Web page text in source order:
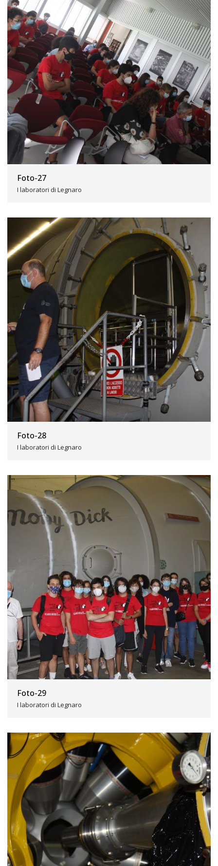
Foto-27
I laboratori di Legnaro
Foto-28
I laboratori di Legnaro
Foto-29
I laboratori di Legnaro